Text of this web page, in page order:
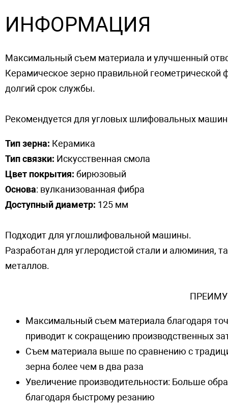
ИНФОРМАЦИЯ
Максимальный съем материала и улучшенный
Керамическое зерно правильной
долгий срок службы.
Рекомендуется для угловых шлифовальных
Тип зерна: Керамика
Тип связки: Искусственная смола
Цвет покрытия: бирюзовый
Основа: вулканизованная фибра
Доступный диаметр: 125 мм
Подходит для углошлифовальной машины.
Разработан для углеродистой стали и алюминия,
металлов.
Максимальный съем материала благодаря
приводит к сокращению производственных
Съем материала выше по сравнению с
зерна более чем в два раза
Увеличение производительности: Больше
благодаря быстрому резанию